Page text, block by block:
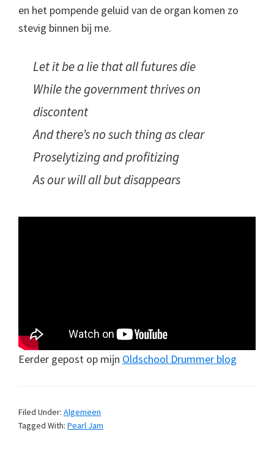
en het pompende geluid van de organ komen zo
stevig binnen bij me.
Let it be a lie that all futures die
While the government thrives on
discontent
And there’s no such thing as clear
Proselytizing and profitizing
As our will all but disappears
Eerder gepost op mijn Oldschool Drummer blog
Filed Under: Algemeen
Tagged With: Pearl Jam